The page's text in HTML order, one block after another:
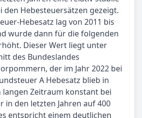
den Hebesteuersätzen gezeigt.
Hebesatz lag von 2011 bis
wurde dann für die folgenden
Dieser Wert liegt unter
des Bundeslandes
der im Jahr 2022 bei
A Hebesatz blieb in
langen Zeitraum konstant bei
in den letzten Jahren auf 400
entspricht einem deutlichen